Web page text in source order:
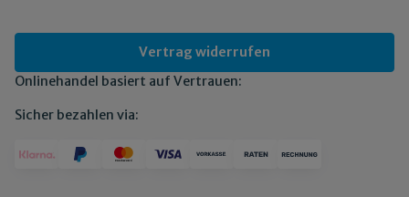
Vertrag widerrufen
Onlinehandel basiert auf Vertrauen:
Sicher bezahlen via: